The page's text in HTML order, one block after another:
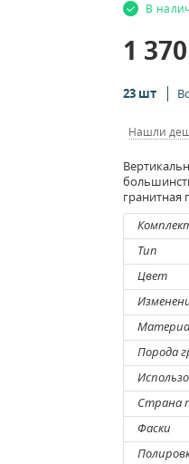
В
1 370
23 шт
Нашли
гранитная
Тип
Цвет
Порода
Страна
Фаски